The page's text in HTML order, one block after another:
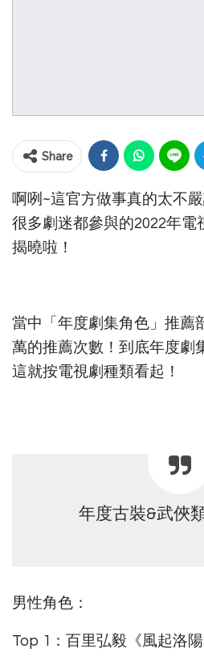
Share
啊咧~這官方做事真的太不
很多劇迷都參與的2022年電
揭曉啦！
當中「年度劇集角色」推薦
萬的推薦次數！到底年度劇
這就按電視劇種類看起！
年度古裝&武俠
男性角色：
Top 1：百里弘毅《風起洛